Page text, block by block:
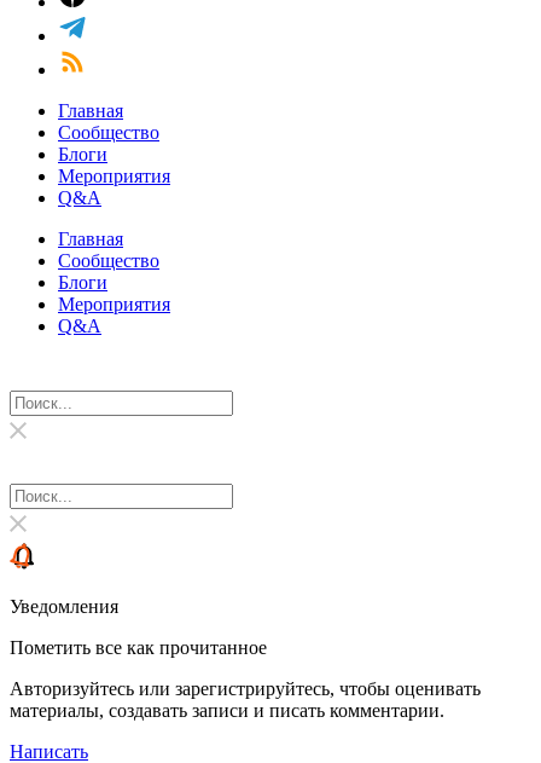
Главная
Сообщество
Блоги
Мероприятия
Q&A
Главная
Сообщество
Блоги
Мероприятия
Q&A
Уведомления
Пометить все как прочитанное
Авторизуйтесь или зарегистрируйтесь, чтобы оценивать
материалы, создавать записи и писать комментарии.
Написать